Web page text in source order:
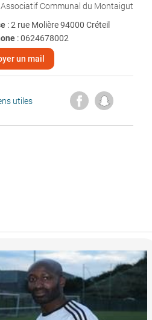
Associatif Communal du Montaigut
: 2 rue Molière 94000 Créteil
:0624678002
un mail
utiles